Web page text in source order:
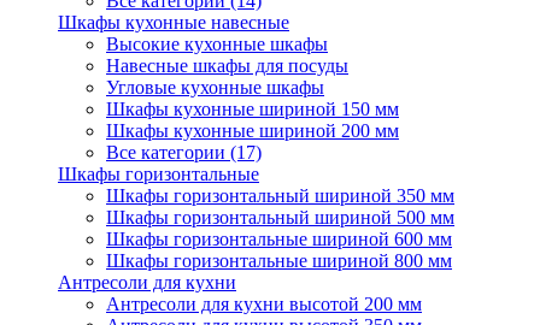
Шкафы кухонные навесные
Высокие кухонные шкафы
Навесные шкафы для посуды
Угловые кухонные шкафы
Шкафы кухонные шириной 150 мм
Шкафы кухонные шириной 200 мм
Все категории (17)
Шкафы горизонтальные
Шкафы горизонтальный шириной 350 мм
Шкафы горизонтальный шириной 500 мм
Шкафы горизонтальные шириной 600 мм
Шкафы горизонтальные шириной 800 мм
Антресоли для кухни
Антресоли для кухни высотой 200 мм